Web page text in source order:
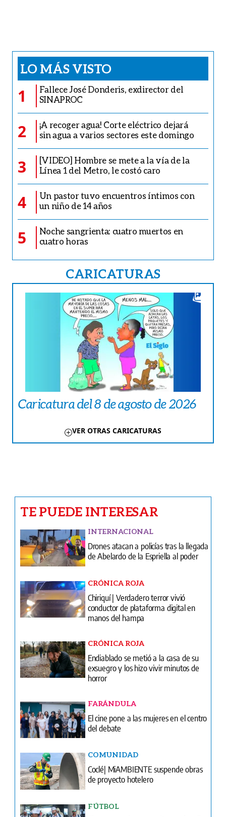
Caricatura del 8 de agosto de 2026
VER OTRAS CARICATURAS
TE PUEDE INTERESAR
INTERNACIONAL
Drones atacan a policías tras la llegada
de Abelardo de la Espriella al poder
CRÓNICA ROJA
Chiriquí | Verdadero terror vivió
manos del hampa
Endiablado se metió a la casa de su
exsuegro y los hizo vivir minutos de
horror
FARÁNDULA
El cine pone a las mujeres en el centro
del debate
COMUNIDAD
Terminos y condiciones
Tarifario GESE
Suplementos
Edición Impresa
Portada del impreso del 7 de agosto de 2026